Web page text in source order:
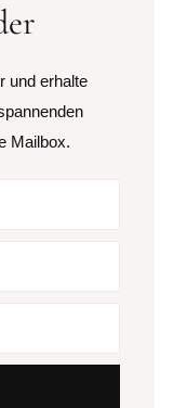
und erhalte
Mailbox.